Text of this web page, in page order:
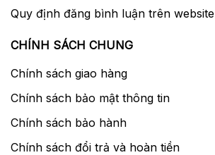
Quy định đăng bình luận trên website
CHÍNH SÁCH CHUNG
Chính sách giao hàng
Chính sách bảo mật thông tin
Chính sách bảo hành
Chính sách đổi trả và hoàn tiền